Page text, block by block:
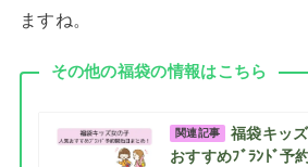
ますね。
その他の福袋の情報はこちら
関連記事
福袋キッ
おすすめﾌﾞﾗﾝﾄﾞ予